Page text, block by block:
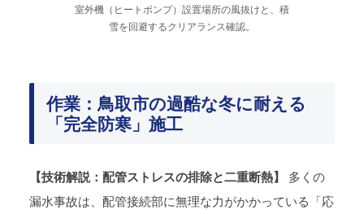
室外機（ヒートポンプ）設置場所の風抜けと、積
雪を回避するクリアランス確認。
作業：鳥取市の過酷な冬に耐える
「完全防寒」施工
【技術解説：配管ストレスの排除と二重断熱】
多くの
漏水事故は、配管接続部に無理な力がかかっている「応